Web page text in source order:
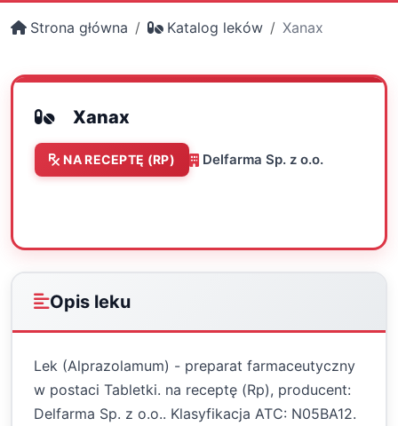
Strona główna Katalog leków Xanax
Xanax
NA RECEPTĘ (RP) Delfarma Sp. z o.o.
Opis leku
Lek (Alprazolamum) - preparat farmaceutyczny
w postaci Tabletki. na receptę (Rp), producent:
Delfarma Sp. z o.o.. Klasyfikacja ATC: N05BA12.